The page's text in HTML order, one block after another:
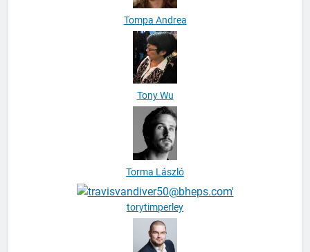
Tony Wu
Torma László
torytimperley
Tóth Adorján